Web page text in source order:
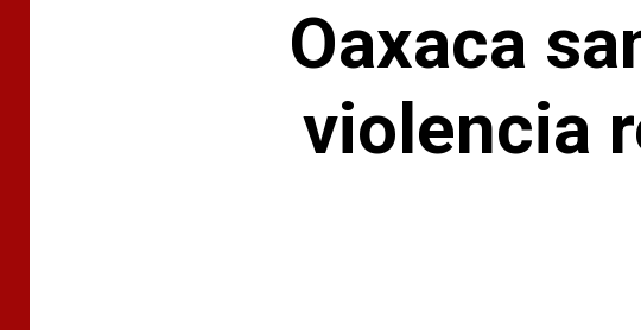
Oaxaca
violencia